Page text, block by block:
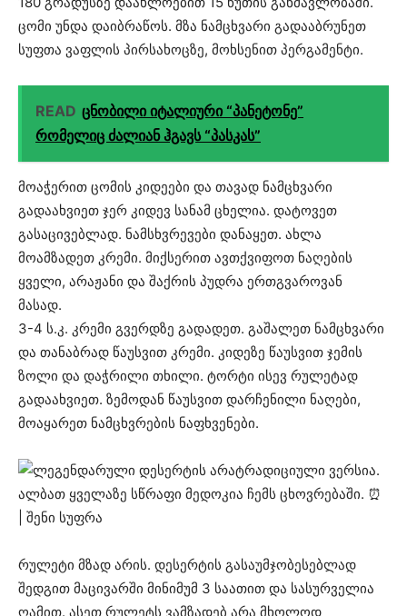
ცომი უნდა დაიბრაწოს. მზა ნამცხვარი გადააბრუნეთ
სუფთა ვაფლის პირსახოცზე, მოხსენით პერგამენტი.
READ ცნობილი იტალიური “პანეტონე”
რომელიც ძალიან ჰგავს “პასკას”
მოაჭერით ცომის კიდეები და თავად ნამცხვარი
გადაახვიეთ ჯერ კიდევ სანამ ცხელია. დატოვეთ
გასაცივებლად. ნამსხვრევები დანაყეთ. ახლა
მოამზადეთ კრემი. მიქსერით ავთქვიფოთ ნაღების
ყველი, არაჟანი და შაქრის პუდრა ერთგვაროვან
მასად.
3-4 ს.კ. კრემი გვერდზე გადადეთ. გაშალეთ ნამცხვარი
და თანაბრად წაუსვით კრემი. კიდეზე წაუსვით ჯემის
ზოლი და დაჭრილი თხილი. ტორტი ისევ რულეტად
გადაახვიეთ. ზემოდან წაუსვით დარჩენილი ნაღები,
მოაყარეთ ნამცხვრების ნაფხვენები.
რულეტი მზად არის. დესერტის გასაუმჯობესებლად
შედგით მაცივარში მინიმუმ 3 საათით და სასურველია
ღამით. ასეთ რულეტს ვამზადებ არა მხოლოდ